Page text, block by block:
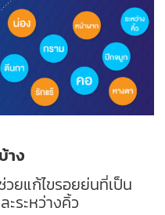
าง
วยแก้ไขรอยย่นที่เป็น
ระหว่างคิ้ว